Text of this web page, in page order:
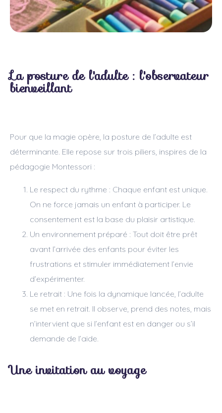
La posture de l'adulte : l'observateur
bienveillant
Pour que la magie opère, la posture de l’adulte est
déterminante. Elle repose sur trois piliers, inspires de la
pédagogie Montessori :
Le respect du rythme : Chaque enfant est unique.
On ne force jamais un enfant à participer. Le
consentement est la base du plaisir artistique.
Un environnement préparé : Tout doit être prêt
avant l’arrivée des enfants pour éviter les
frustrations et stimuler immédiatement l’envie
d’expérimenter.
Le retrait : Une fois la dynamique lancée, l’adulte
se met en retrait. Il observe, prend des notes, mais
n’intervient que si l’enfant est en danger ou s’il
demande de l’aide.
Une invitation au voyage